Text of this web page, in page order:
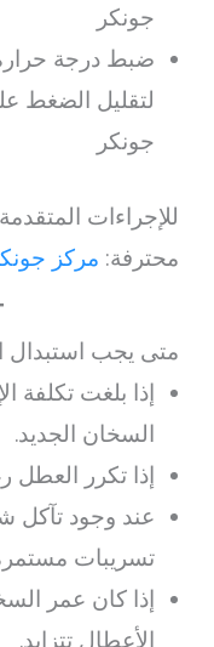
جونكر
ضبط درجة
لتقليل الضغط
جونكر
للإجراءات
محترفة: مركز
متى يجب استبدال
إذا بلغت تكلفة
السخان الجديد.
إذا تكرر العطل
عند وجود تآكل
تسريبات
الأعطال تتزايد.